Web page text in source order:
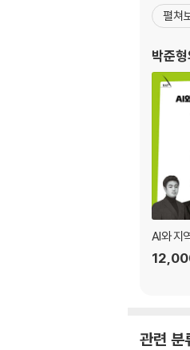
펼쳐
박준형
AI와 지
관련 분